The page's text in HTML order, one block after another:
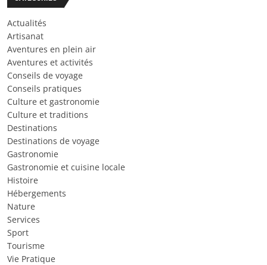
Actualités
Artisanat
Aventures en plein air
Aventures et activités
Conseils de voyage
Conseils pratiques
Culture et gastronomie
Culture et traditions
Destinations
Destinations de voyage
Gastronomie
Gastronomie et cuisine locale
Histoire
Hébergements
Nature
Services
Sport
Tourisme
Vie Pratique